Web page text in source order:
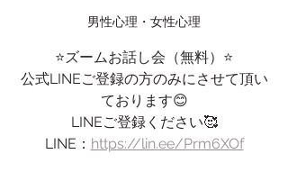
男性心理・女性心理
⭐️ズームお話し会（無料）⭐️
公式LINEご登録の方のみにさせて頂い
ております😊
LINEご登録ください🥰
LINE： https://lin.ee/Prm6XOf